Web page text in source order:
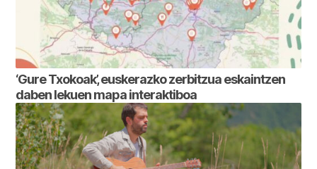
‘Gure Txokoak’, euskerazko zerbitzua eskaintzen
daben lekuen mapa interaktiboa